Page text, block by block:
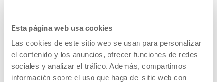
Esta página web usa cookies
Las cookies de este sitio web se usan para personalizar
el contenido y los anuncios, ofrecer funciones de redes
sociales y analizar el tráfico. Además, compartimos
información sobre el uso que haga del sitio web con
IRAGANEKOAK